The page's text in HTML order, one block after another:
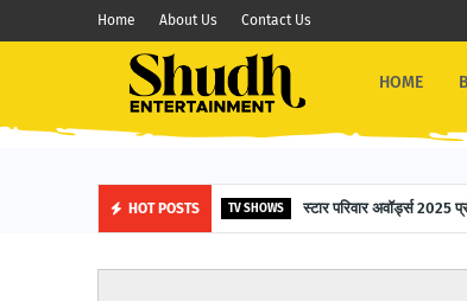
Home About Us Contact Us
HOME
HOT POSTS TV SHOWS स्टार परिवार अवॉर्ड्स 2025